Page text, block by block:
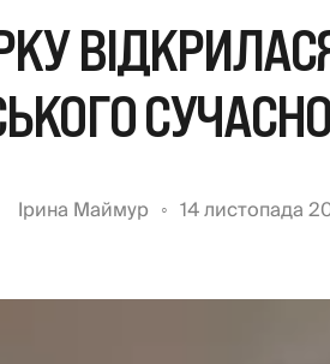
Ірина Маймур 14 листопада